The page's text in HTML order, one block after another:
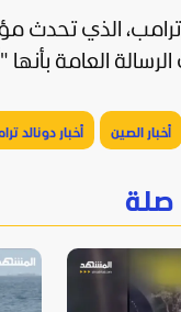
الذي تحدث
العامة بأنها
أخبار الصين أخبار دونالد
صلة